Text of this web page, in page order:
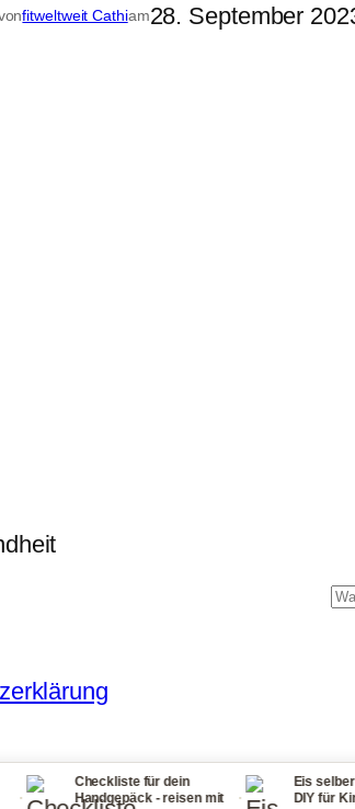
fitweltweit Cathiam28. September
Checkliste für dein
Handgepäck - reisen mit
·
Eis selber machen - Eis
DIY für Kinder: gesund